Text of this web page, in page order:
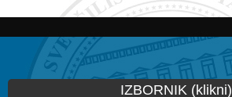
Skoči
glavni
sadržaj
IZBORNIK (klikni)